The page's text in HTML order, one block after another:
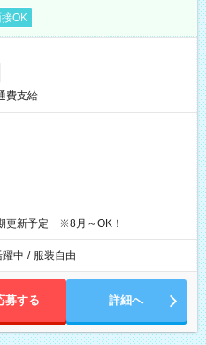
OK
費支給
新予定 ※8月～OK！
中 / 服装自由
募する 詳細へ